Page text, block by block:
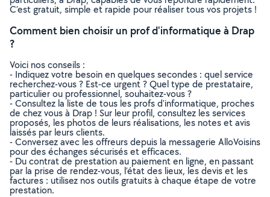
C’est gratuit, simple et rapide pour réaliser tous vos projets !
Comment bien choisir un prof d'informatique à Drap
?
Voici nos conseils :
- Indiquez votre besoin en quelques secondes : quel service
recherchez-vous ? Est-ce urgent ? Quel type de prestataire,
particulier ou professionnel, souhaitez-vous ?
- Consultez la liste de tous les profs d'informatique, proches
de chez vous à Drap ! Sur leur profil, consultez les services
proposés, les photos de leurs réalisations, les notes et avis
laissés par leurs clients.
- Conversez avec les offreurs depuis la messagerie AlloVoisins
pour des échanges sécurisés et efficaces.
- Du contrat de prestation au paiement en ligne, en passant
par la prise de rendez-vous, l’état des lieux, les devis et les
factures : utilisez nos outils gratuits à chaque étape de votre
prestation.